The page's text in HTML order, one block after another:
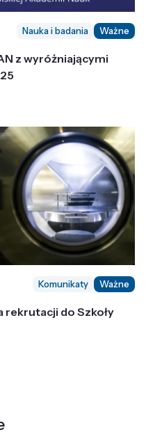
Nauka i badania Ważne
z wyróżniającymi
Komunikaty Ważne
do Szkoły